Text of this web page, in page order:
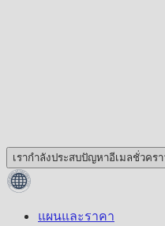
เรากำลังประสบปัญหาอีเมลชั่วคร
แผนและราคา